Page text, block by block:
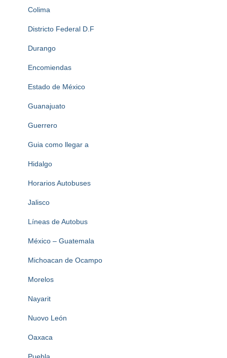
Colima
Districto Federal D.F
Durango
Encomiendas
Estado de México
Guanajuato
Guerrero
Guia como llegar a
Hidalgo
Horarios Autobuses
Jalisco
Líneas de Autobus
México – Guatemala
Michoacan de Ocampo
Morelos
Nayarit
Nuovo León
Oaxaca